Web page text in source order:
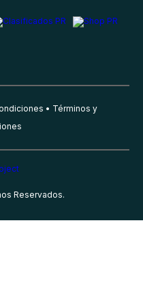
Términos y
Reservados.